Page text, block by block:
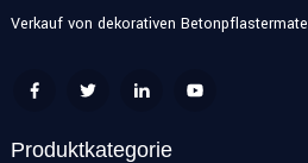
Verkauf von dekorativen
Produktkategorie